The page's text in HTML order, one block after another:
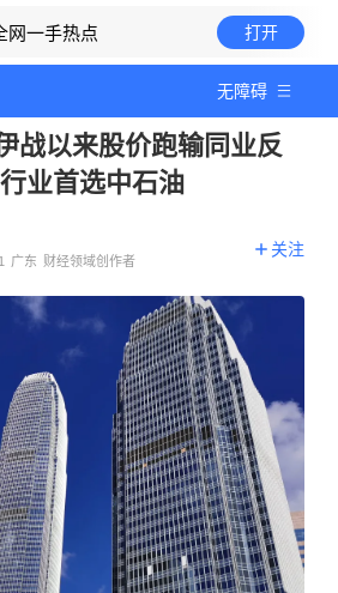
网一手热点 打开
无障碍
战以来股价跑输同业反
业首选中石油
广东 财经领域创作者
关注